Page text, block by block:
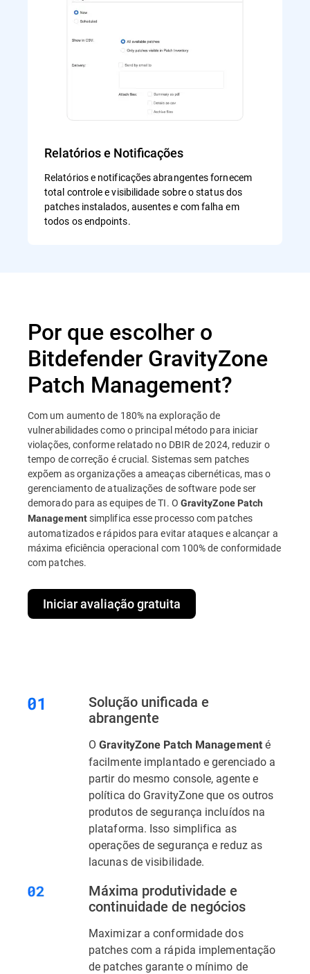
Relatórios e Notificações
Relatórios e notificações abrangentes fornecem
total controle e visibilidade sobre o status dos
patches instalados, ausentes e com falha em
todos os endpoints.
Por que escolher o
Bitdefender GravityZone
Patch Management?
Com um aumento de 180% na exploração de
vulnerabilidades como o principal método para iniciar
violações, conforme relatado no DBIR de 2024, reduzir o
tempo de correção é crucial. Sistemas sem patches
expõem as organizações a ameaças cibernéticas, mas o
gerenciamento de atualizações de software pode ser
demorado para as equipes de TI. O GravityZone Patch
Managementsimplifica esse processo com patches
automatizados e rápidos para evitar ataques e alcançar a
máxima eficiência operacional com 100% de conformidade
com patches.
Iniciar avaliação gratuita
Solução unificada e
abrangente
OGravityZone Patch Managementé
facilmente implantado e gerenciado a
partir do mesmo console, agente e
política do GravityZone que os outros
produtos de segurança incluídos na
plataforma. Isso simplifica as
operações de segurança e reduz as
lacunas de visibilidade.
Máxima produtividade e
continuidade de negócios
Maximizar a conformidade dos
patches com a rápida implementação
de patches garante o mínimo de